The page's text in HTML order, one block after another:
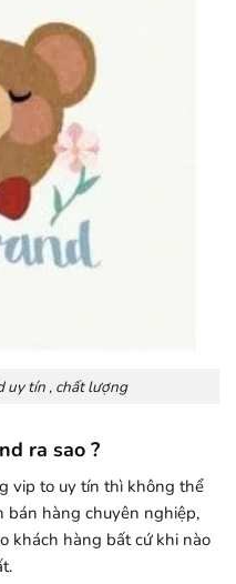
uy tín , chất lượng
ra sao ?
vip to uy tín thì không thể
bán hàng chuyên nghiệp,
khách hàng bất cứ khi nào